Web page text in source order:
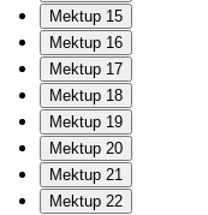
Mektup 15
Mektup 16
Mektup 17
Mektup 18
Mektup 19
Mektup 20
Mektup 21
Mektup 22